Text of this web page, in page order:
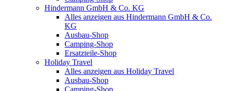
Hindermann GmbH & Co. KG
Alles anzeigen aus Hindermann GmbH & Co.
KG
Ausbau-Shop
Camping-Shop
Ersatzteile-Shop
Holiday Travel
Alles anzeigen aus Holiday Travel
Ausbau-Shop
Camping-Shop